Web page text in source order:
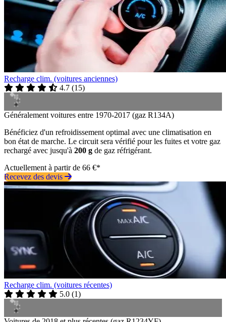
Recharge clim. (voitures anciennes)
4.7 (15)
Généralement voitures entre 1970-2017 (gaz R134A)
Bénéficiez d'un refroidissement optimal avec une climatisation en
bon état de marche. Le circuit sera vérifié pour les fuites et votre gaz
rechargé avec jusqu'à 200 g de gaz réfrigérant.
Actuellement à partir de 66 €*
Recevez des devis
Recharge clim. (voitures récentes)
5.0 (1)